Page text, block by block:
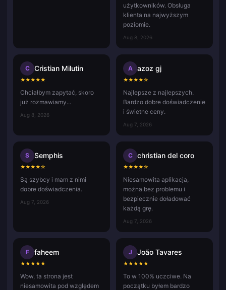
użytkowników. Obsługa
klienta na najwyższym
poziomie.
Aug 8, 2026
C Cristian Milutin
★★★★★
Chciałbym zapytać, skoro
już rozmawiamy...
Aug 8, 2026
A azoz gj
★★★★☆
Najlepsze z najlepszych.
Bardzo dobre doświadczenie
i świetne ceny.
Aug 7, 2026
S Semphis
★★★★☆
Są szybcy i mam z nimi
dobre doświadczenia.
Aug 7, 2026
C christian del coro
★★★★☆
Niesamowita aplikacja,
można bez problemu i
bezpiecznie doładować
każdą grę.
Aug 7, 2026
F faheem
★★★★★
Wow, ta strona jest
niesamowita pod względem
J João Tavares
★★★★★
To w 100% uczciwe. Na
początku byłem bardzo